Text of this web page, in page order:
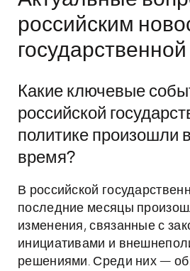
российским
Какие ключевые
российской
политике произошли
время?
В российской
последние месяцы
изменения, связанные с
инициативами и
решениями. Среди них —